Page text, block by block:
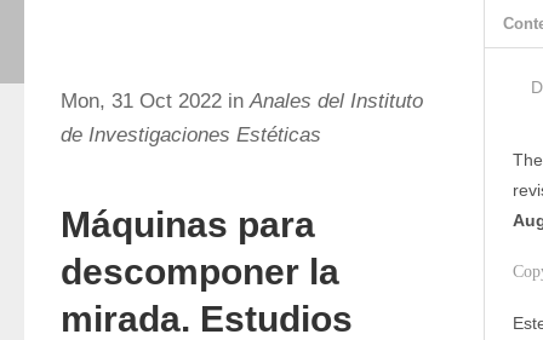
Mon, 31 Oct 2022 inAnales del Instituto
de Investigaciones Estéticas
Máquinas para
descomponer la
mirada. Estudios